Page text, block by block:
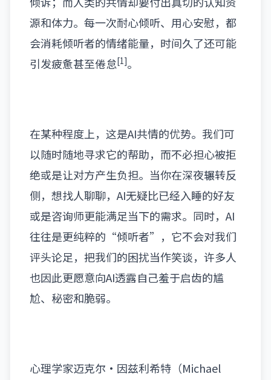
源和体力。每一次耐心倾听、用心安慰，都
会消耗倾听者的情绪能量，时间久了还可能
引发疲惫甚至倦怠[1]。
在某种程度上，这是AI共情的优势。我们可
以随时随地寻求它的帮助，而不必担心被拒
绝或是让对方产生负担。当你在深夜辗转反
侧，想找人聊聊，AI无疑比已经入睡的好友
或是咨询师更能满足当下的需求。同时，AI
往往是更纯粹的“倾听者”，它不会对我们
评头论足，把我们的困扰当作笑谈，许多人
也因此更愿意向AI透露自己羞于启齿的尴
尬、秘密和脆弱。
心理学家迈克尔·因兹利希特 （Michael